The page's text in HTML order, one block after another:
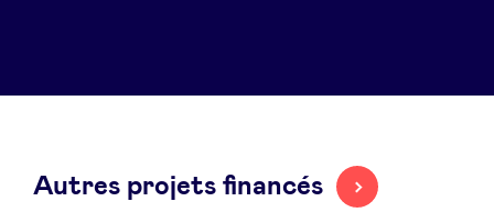
Autres projets financés